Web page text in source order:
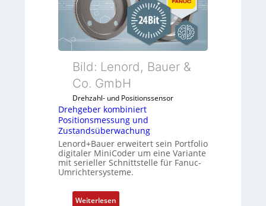
g
k
o
i
g
u
r
i
e
r
e
n
G
a
u
f
d
n
R
a
s
b
e
r
b
e
r
k
o
b
i
n
i
r
t
P
Bild: Lenord, Bauer &
Co. GmbH
Drehzahl- und Positionssensor
Drehgeber kombiniert
Positionsmessung und
Zustandsüberwachung
Lenord+Bauer erweitert sein Portfolio
digitaler MiniCoder um eine Variante
mit serieller Schnittstelle für Fanuc-
Umrichtersysteme.
Weiterlesen